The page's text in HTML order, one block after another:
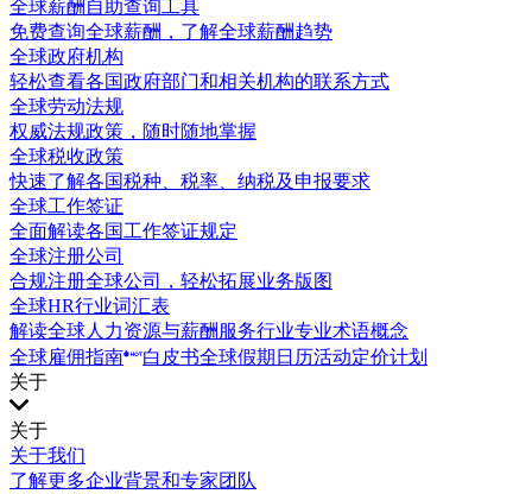
全球薪酬自助查询工具
免费查询全球薪酬，了解全球薪酬趋势
全球政府机构
轻松查看各国政府部门和相关机构的联系方式
全球劳动法规
权威法规政策，随时随地掌握
全球税收政策
快速了解各国税种、税率、纳税及申报要求
全球工作签证
全面解读各国工作签证规定
全球注册公司
合规注册全球公司，轻松拓展业务版图
全球HR行业词汇表
解读全球人力资源与薪酬服务行业专业术语概念
全球雇佣指南
白皮书全球假期日历活动定价计划
关于
关于
关于我们
了解更多企业背景和专家团队